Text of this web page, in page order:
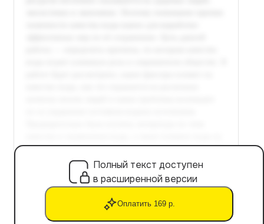
Полный текст доступен
в расширенной версии
Оплатить 169 р.